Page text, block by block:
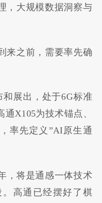
，大规模数据洞察与
来之前，需要率先确
展出，处于6G标准
X105为技术锚点、
率先定义”AI原生通
，将是通感一体技术
高通已经摆好了棋